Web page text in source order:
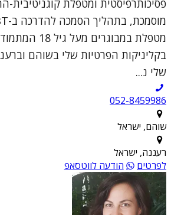
מטפלת
בקליניקות הפרטיות שלי בשוהם
שלי נ...
052-8459986
שוהם, ישראל
רעננה, ישראל
לפרטים
הודעה לווטסאפ